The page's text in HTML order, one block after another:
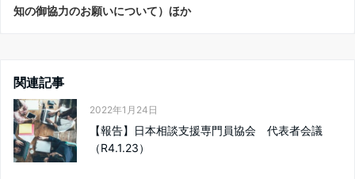
知の御協力のお願いについて）ほか
関連記事
2022年1月24日
【報告】日本相談支援専門員協会 代表者会議
（R4.1.23）